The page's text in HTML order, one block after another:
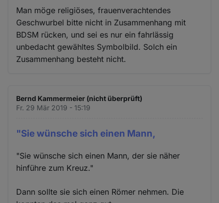
Man möge religiöses, frauenverachtendes
Geschwurbel bitte nicht in Zusammenhang mit
BDSM rücken, und sei es nur ein fahrlässig
unbedacht gewähltes Symbolbild. Solch ein
Zusammenhang besteht nicht.
Bernd Kammermeier (nicht überprüft)
Fr. 29 Mär 2019 - 15:19
"Sie wünsche sich einen Mann,
"Sie wünsche sich einen Mann, der sie näher
hinführe zum Kreuz."
Dann sollte sie sich einen Römer nehmen. Die